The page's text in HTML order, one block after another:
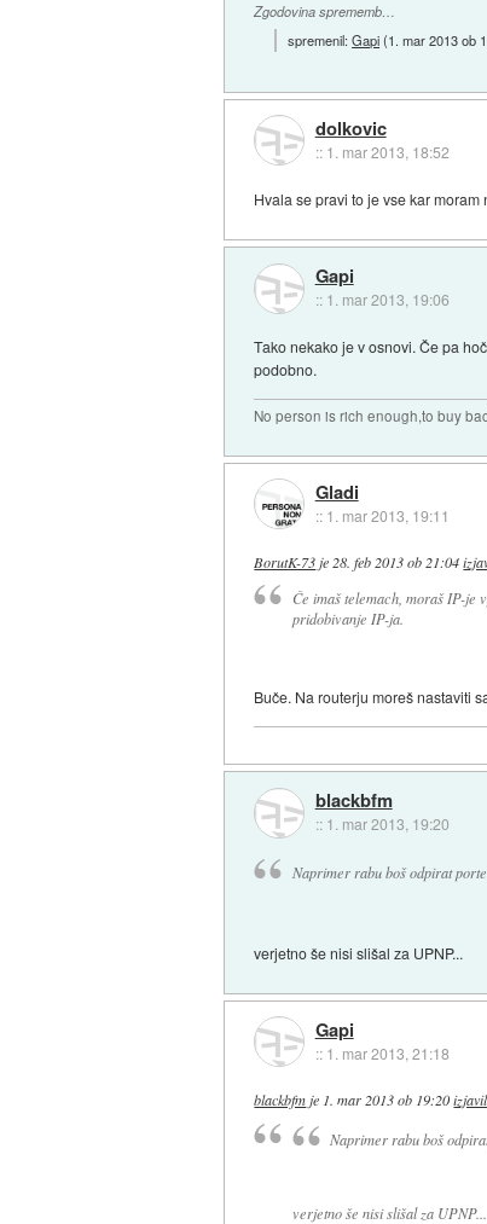
Zgodovina sprememb…
spremenil:Gapi(1. mar 2013 ob
dolkovic
:: 1. mar 2013, 18:52
Hvala se pravi to je vse kar
Gapi
:: 1. mar 2013, 19:06
Tako nekako je v osnovi. Če pa
podobno.
No person is rich enough,to buy
Gladi
:: 1. mar 2013, 19:11
BorutK-73 je 28. feb 2013 ob 21:04
Če imaš telemach, moraš IP-je
pridobivanje IP-ja.
Buče. Na routerju moreš nastaviti
blackbfm
:: 1. mar 2013, 19:20
Naprimer rabu boš odpirat
verjetno še nisi slišal za UPNP...
Gapi
:: 1. mar 2013, 21:18
blackbfm je 1. mar 2013 ob 19:20 izjavil
Naprimer rabu boš
verjetno še nisi slišal za UPNP...